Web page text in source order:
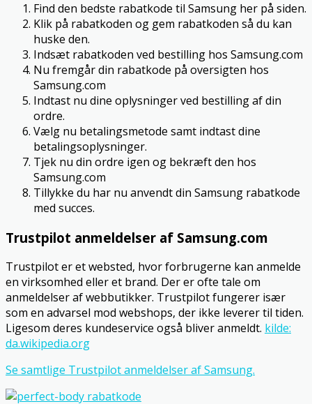
Find den bedste rabatkode til Samsung her på siden.
Klik på rabatkoden og gem rabatkoden så du kan
huske den.
Indsæt rabatkoden ved bestilling hos Samsung.com
Nu fremgår din rabatkode på oversigten hos
Samsung.com
Indtast nu dine oplysninger ved bestilling af din
ordre.
Vælg nu betalingsmetode samt indtast dine
betalingsoplysninger.
Tjek nu din ordre igen og bekræft den hos
Samsung.com
Tillykke du har nu anvendt din Samsung rabatkode
med succes.
Trustpilot anmeldelser af Samsung.com
Trustpilot er et websted, hvor forbrugerne kan anmelde
en virksomhed eller et brand. Der er ofte tale om
anmeldelser af webbutikker. Trustpilot fungerer især
som en advarsel mod webshops, der ikke leverer til tiden.
Ligesom deres kundeservice også bliver anmeldt. kilde:
da.wikipedia.org
Se samtlige Trustpilot anmeldelser af Samsung.